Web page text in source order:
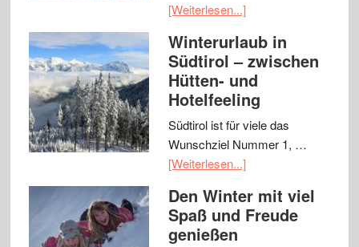
[Weiterlesen...]
Winterurlaub in
Südtirol – zwischen
Hütten- und
Hotelfeeling
Südtirol ist für viele das
Wunschziel Nummer 1, …
[Weiterlesen...]
Den Winter mit viel
Spaß und Freude
genießen